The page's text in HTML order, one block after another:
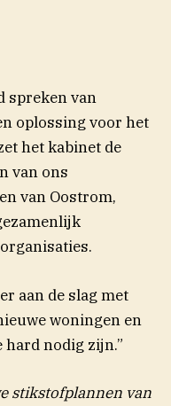
spreken van
oplossing voor het
het kabinet de
van ons
van Oostrom,
aan de slag met
woningen en
hard nodig zijn.”
stikstofplannen van